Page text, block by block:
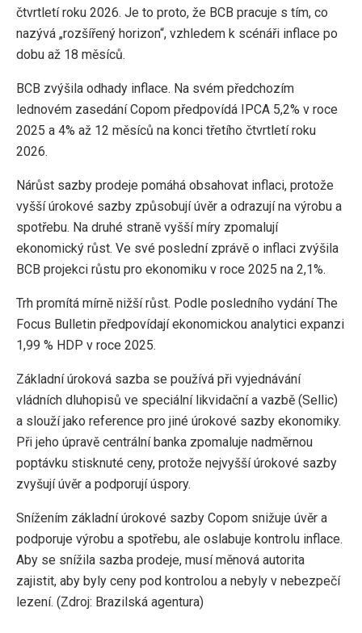
čtvrtletí roku 2026. Je to proto, že BCB pracuje s tím, co
nazývá „rozšířený horizon“, vzhledem k scénáři inflace po
dobu až 18 měsíců.
BCB zvýšila odhady inflace. Na svém předchozím
lednovém zasedání Copom předpovídá IPCA 5,2% v roce
2025 a 4% až 12 měsíců na konci třetího čtvrtletí roku
2026.
Nárůst sazby prodeje pomáhá obsahovat inflaci, protože
vyšší úrokové sazby způsobují úvěr a odrazují na výrobu a
spotřebu. Na druhé straně vyšší míry zpomalují
ekonomický růst. Ve své poslední zprávě o inflaci zvýšila
BCB projekci růstu pro ekonomiku v roce 2025 na 2,1%.
Trh promítá mírně nižší růst. Podle posledního vydání The
Focus Bulletin předpovídají ekonomickou analytici expanzi
1,99 % HDP v roce 2025.
Základní úroková sazba se používá při vyjednávání
vládních dluhopisů ve speciální likvidační a vazbě (Sellic)
a slouží jako reference pro jiné úrokové sazby ekonomiky.
Při jeho úpravě centrální banka zpomaluje nadměrnou
poptávku stisknuté ceny, protože nejvyšší úrokové sazby
zvyšují úvěr a podporují úspory.
Snížením základní úrokové sazby Copom snižuje úvěr a
podporuje výrobu a spotřebu, ale oslabuje kontrolu inflace.
Aby se snížila sazba prodeje, musí měnová autorita
zajistit, aby byly ceny pod kontrolou a nebyly v nebezpečí
lezení. (Zdroj: Brazilská agentura)